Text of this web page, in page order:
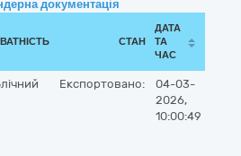
документація
СТАН
ДАТА
ТА
ЧАС
Експортовано:
04-03-
2026,
10:00:49